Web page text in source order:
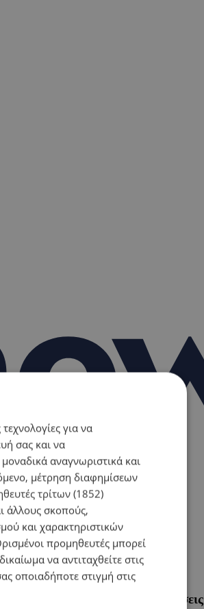
από ΚΥΣΟΑ και άλλες οργανώσεις
για να
σας και να
αναγνωριστικά και
μέτρηση διαφημίσεων
τρίτων (1852)
άλλους σκοπούς,
και χαρακτηριστικών
προμηθευτές μπορεί
να αντιταχθείτε στις
οποιαδήποτε στιγμή στις